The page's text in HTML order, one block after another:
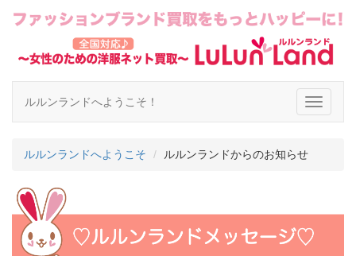
ルルンランドへようこそ！
ルルンランドへようこそ ルルンランドからのお知らせ